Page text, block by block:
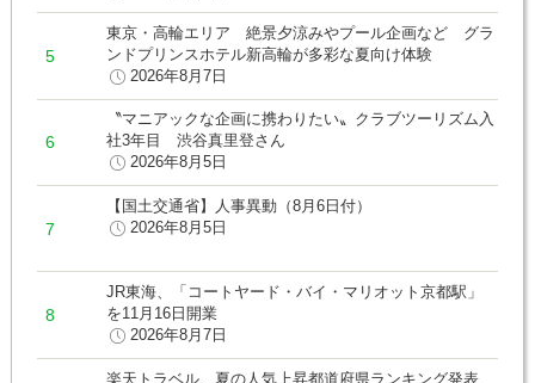
東京・高輪エリア 絶景夕涼みやプール企画など グラ
ンドプリンスホテル新高輪が多彩な夏向け体験
2026年8月7日
〝マニアックな企画に携わりたい〟クラブツーリズム入
社3年目 渋谷真里登さん
2026年8月5日
【国土交通省】人事異動（8月6日付）
2026年8月5日
JR東海、「コートヤード・バイ・マリオット京都駅」
を11月16日開業
2026年8月7日
楽天トラベル、夏の人気上昇都道府県ランキング発表